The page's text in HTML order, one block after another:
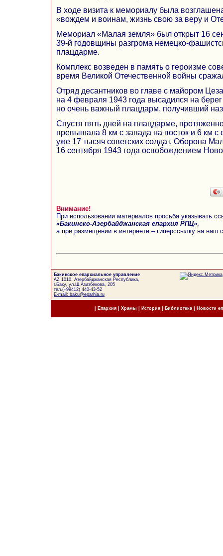
В ходе визита к мемориалу была
«вождем и воинам, жизнь свою за веру и
Мемориал «Малая земля» был открыт 16
39-й годовщины разгрома немецко-
плацдарме.
Комплекс возведен в память о героизме
время Великой Отечественной войны
Отряд десантников во главе с майором
на 4 февраля 1943 года высадился на
но очень важный плацдарм, получивший
Спустя пять дней на плацдарме,
превышала 8 км с запада на восток и 6 км с
уже 17 тысяч советских солдат. Оборона
16 сентября 1943 года освобождением
Внимание!
При использовании материалов просьба указывать
«Бакинско-Азербайджанская епархия РПЦ»
а при размещении в интернете – гиперссылку на наш
Бакинское епархиальное управление
AZ 1010, Азербайджанская Республика,
г.Баку, ул.Ш.Азизбекова, 205
тел.(+99412) 440-43-52
E-mail: baku@eparhia.ru
Епархия| Храмы История| Библиотека Новости